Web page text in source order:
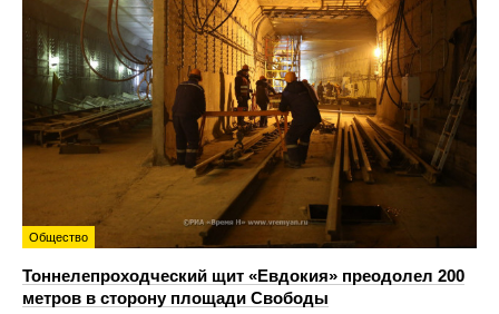
Общество
Тоннелепроходческий щит «Евдокия» преодолел 200
метров в сторону площади Свободы